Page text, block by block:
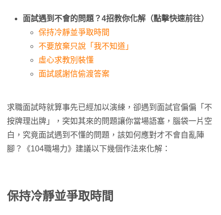
面試遇到不會的問題？4招教你化解（點擊快速前往）
保持冷靜並爭取時間
不要放棄只說「我不知道」
虛心求教別裝懂
面試感謝信偷渡答案
求職面試時就算事先已經加以演練，卻遇到面試官偏偏「不
按牌理出牌」，突如其來的問題讓你當場語塞，腦袋一片空
白，究竟面試遇到不懂的問題，該如何應對才不會自亂陣
腳？《104職場力》建議以下幾個作法來化解：
保持冷靜並爭取時間